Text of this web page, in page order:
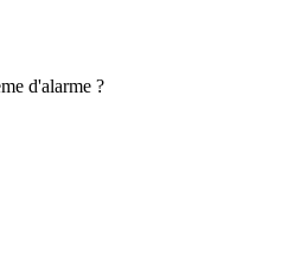
d'alarme ?